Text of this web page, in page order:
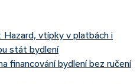
Hazard, vtípky v platbách i
stát bydlení
financování bydlení bez ručení